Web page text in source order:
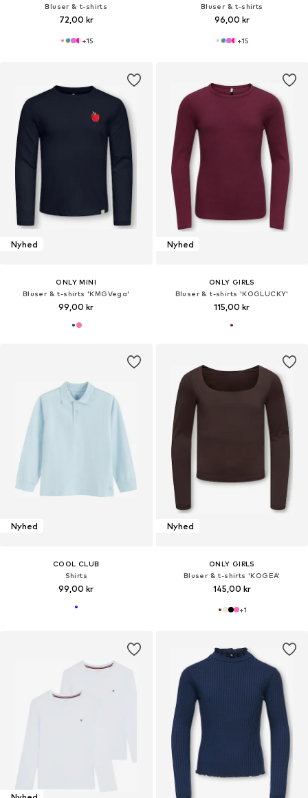
Bluser & t-shirts
72,00 kr
+15
Bluser & t-shirts
96,00 kr
+15
Nyhed
ONLY MINI
Bluser & t-shirts 'KMGVega'
99,00 kr
Nyhed
ONLY GIRLS
Bluser & t-shirts 'KOGLUCKY'
115,00 kr
Nyhed
COOL CLUB
Shirts
99,00 kr
Nyhed
ONLY GIRLS
Bluser & t-shirts 'KOGEA'
145,00 kr
+1